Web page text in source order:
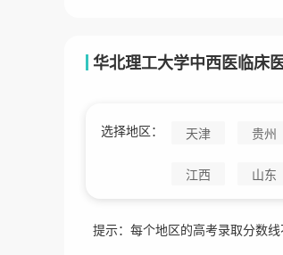
华北理工大学中西医临床
选择地区： 天津 贵州
江西 山东
提示：每个地区的高考录取分数